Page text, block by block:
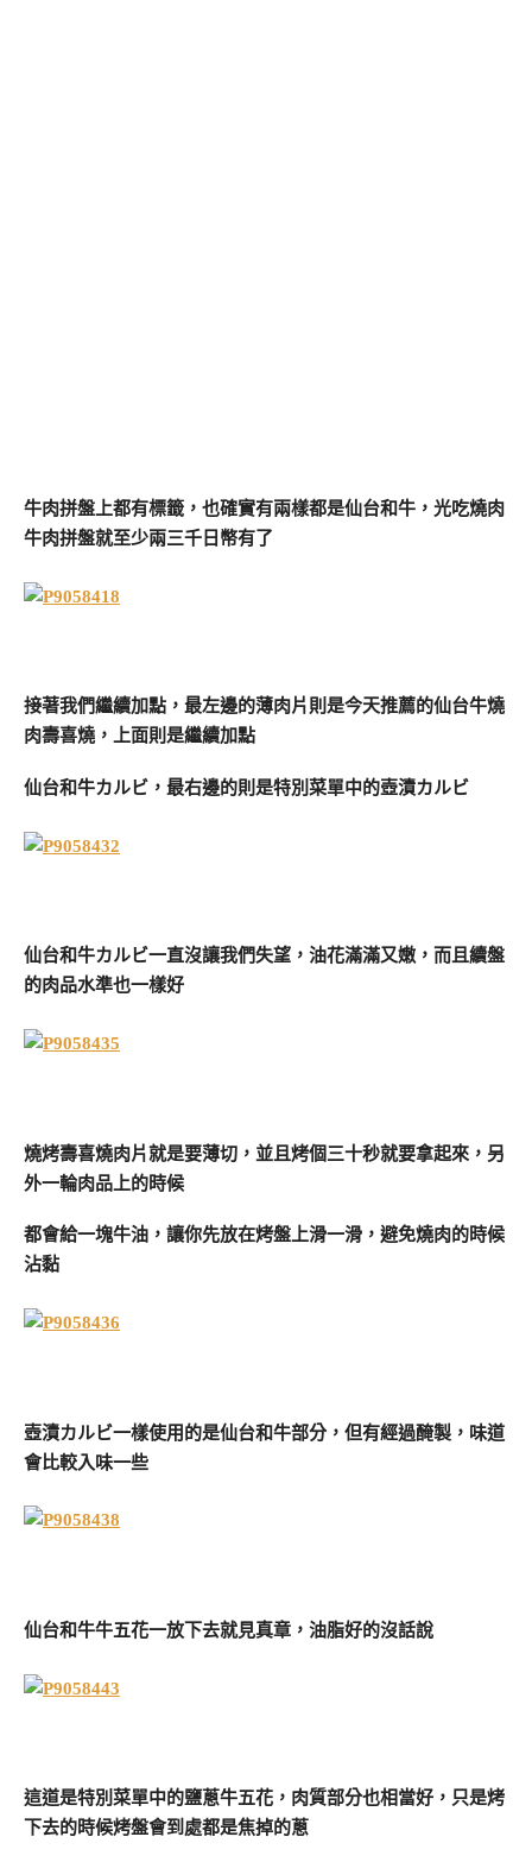
牛肉拼盤上都有標籤，也確實有兩樣都是仙台和牛，光吃燒肉
牛肉拼盤就至少兩三千日幣有了
接著我們繼續加點，最左邊的薄肉片則是今天推薦的仙台牛燒
肉壽喜燒，上面則是繼續加點
仙台和牛カルビ，最右邊的則是特別菜單中的壺漬カルビ
仙台和牛カルビ一直沒讓我們失望，油花滿滿又嫩，而且續盤
的肉品水準也一樣好
燒烤壽喜燒肉片就是要薄切，並且烤個三十秒就要拿起來，另
外一輪肉品上的時候
都會給一塊牛油，讓你先放在烤盤上滑一滑，避免燒肉的時候
沾黏
壺漬カルビ一樣使用的是仙台和牛部分，但有經過醃製，味道
會比較入味一些
仙台和牛牛五花一放下去就見真章，油脂好的沒話說
這道是特別菜單中的鹽蔥牛五花，肉質部分也相當好，只是烤
下去的時候烤盤會到處都是焦掉的蔥